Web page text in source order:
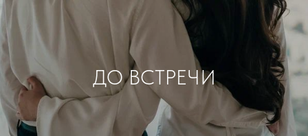
ДО ВСТРЕЧИ